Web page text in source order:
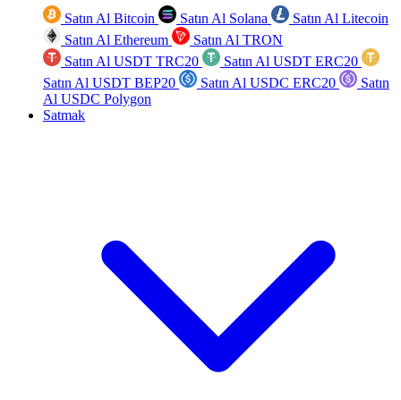
Satın Al Bitcoin Satın Al Solana
Satın Al Litecoin
Satın Al Ethereum
Satın Al TRON
Satın Al USDT TRC20
Satın Al USDT ERC20
Satın Al USDT BEP20
Satın Al USDC ERC20
Satın
Al USDC Polygon
Satmak